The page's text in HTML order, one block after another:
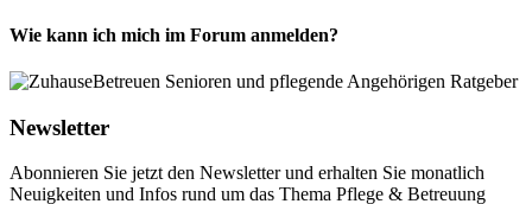
Wie kann ich mich im Forum anmelden?
Newsletter
Abonnieren Sie jetzt den Newsletter und erhalten Sie monatlich
Neuigkeiten und Infos rund um das Thema Pflege & Betreuung